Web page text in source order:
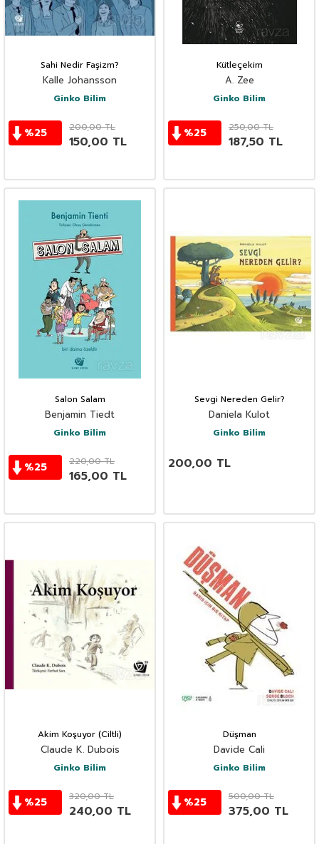
Sahi Nedir Faşizm?
Kalle Johansson
Ginko Bilim
%25 200,00TL
150,00 TL
Kütleçekim
A. Zee
Ginko Bilim
%25 250,00TL
187,50 TL
Salon Salam
Benjamin Tiedt
Ginko Bilim
%25 220,00TL
165,00 TL
Sevgi Nereden Gelir?
Daniela Kulot
Ginko Bilim
200,00 TL
Akim Koşuyor (Ciltli)
Claude K. Dubois
Ginko Bilim
%25 320,00TL
240,00 TL
Düşman
Davide Cali
Ginko Bilim
%25 500,00TL
375,00 TL